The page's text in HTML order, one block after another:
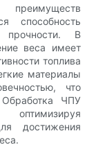
преимуществ
способность
В
веса имеет
топлива
материалы
что
ЧПУ
достижения